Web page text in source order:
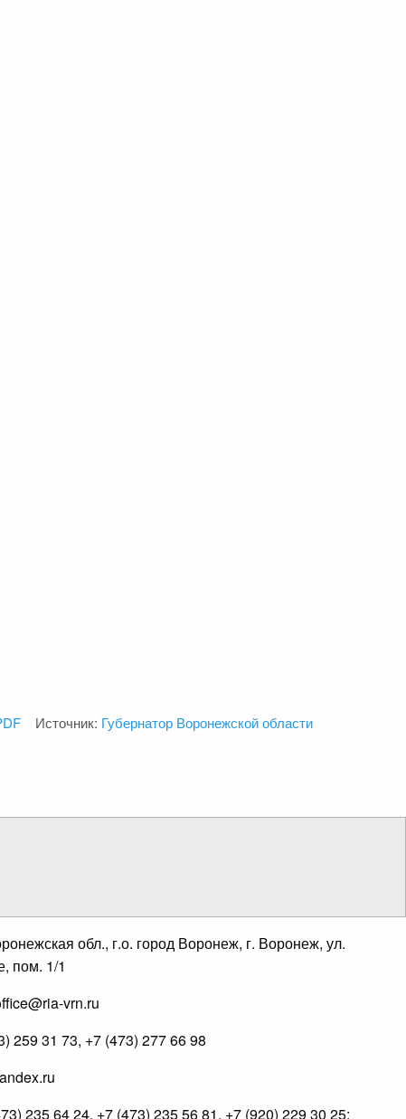
Источник: Губернатор Воронежской области
обл., г.о. город Воронеж, г. Воронеж, ул.
пом. 1/1
vrn.ru
259 31 73, +7 (473) 277 66 98
235 64 24, +7 (473) 235 56 81, +7 (920) 229 30 25;